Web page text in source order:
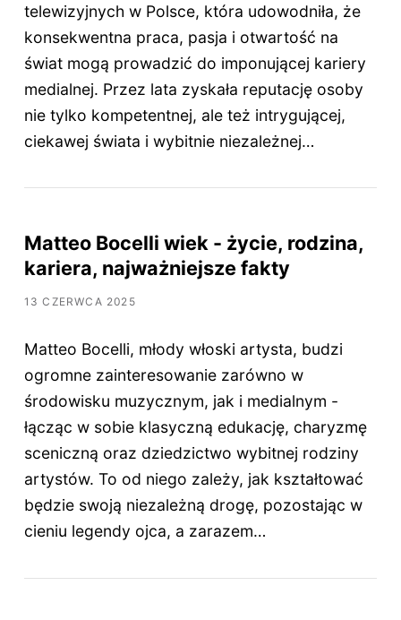
telewizyjnych w Polsce, która udowodniła, że
konsekwentna praca, pasja i otwartość na
świat mogą prowadzić do imponującej kariery
medialnej. Przez lata zyskała reputację osoby
nie tylko kompetentnej, ale też intrygującej,
ciekawej świata i wybitnie niezależnej…
Matteo Bocelli wiek - życie, rodzina,
kariera, najważniejsze fakty
13 CZERWCA 2025
Matteo Bocelli, młody włoski artysta, budzi
ogromne zainteresowanie zarówno w
środowisku muzycznym, jak i medialnym -
łącząc w sobie klasyczną edukację, charyzmę
sceniczną oraz dziedzictwo wybitnej rodziny
artystów. To od niego zależy, jak kształtować
będzie swoją niezależną drogę, pozostając w
cieniu legendy ojca, a zarazem…